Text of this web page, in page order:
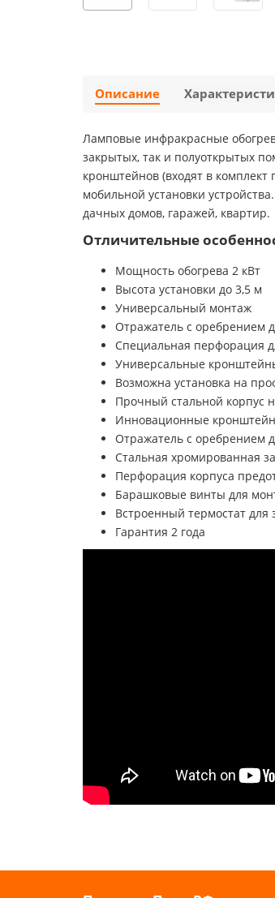
Описание
Ламповые инфракрасные
закрытых, так и полуоткрытых
кронштейнов (входят в комплект
мобильной установки
дачных домов, гаражей, квартир.
Отличительные
Мощность обогрева 2 кВт
Высота установки до 3,5 м
Универсальный монтаж
Отражатель с оребрением
Специальная перфорация
Универсальные
Возможна установка на
Прочный стальной корпус
Инновационные
Отражатель с оребрением
Стальная хромированная
Перфорация корпуса
Барашковые винты для
Встроенный термостат
Гарантия 2 года